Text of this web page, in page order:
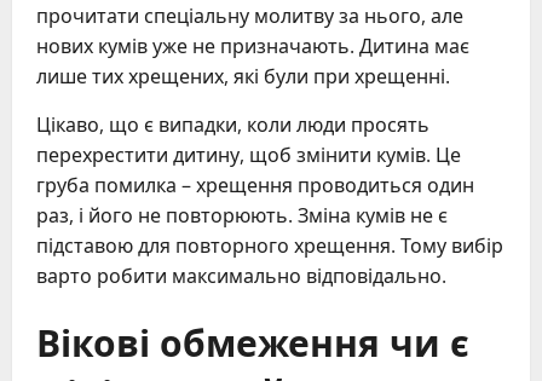
прочитати спеціальну молитву за нього, але
нових кумів уже не призначають. Дитина має
лише тих хрещених, які були при хрещенні.
Цікаво, що є випадки, коли люди просять
перехрестити дитину, щоб змінити кумів. Це
груба помилка – хрещення проводиться один
раз, і його не повторюють. Зміна кумів не є
підставою для повторного хрещення. Тому вибір
варто робити максимально відповідально.
Вікові обмеження чи є